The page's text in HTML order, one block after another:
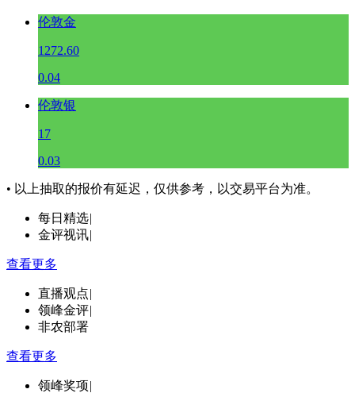
伦敦金
1272.60
0.04
伦敦银
17
0.03
• 以上抽取的报价有延迟，仅供参考，以交易平台为准。
每日精选|
金评视讯|
查看更多
直播观点|
领峰金评|
非农部署
查看更多
领峰奖项|